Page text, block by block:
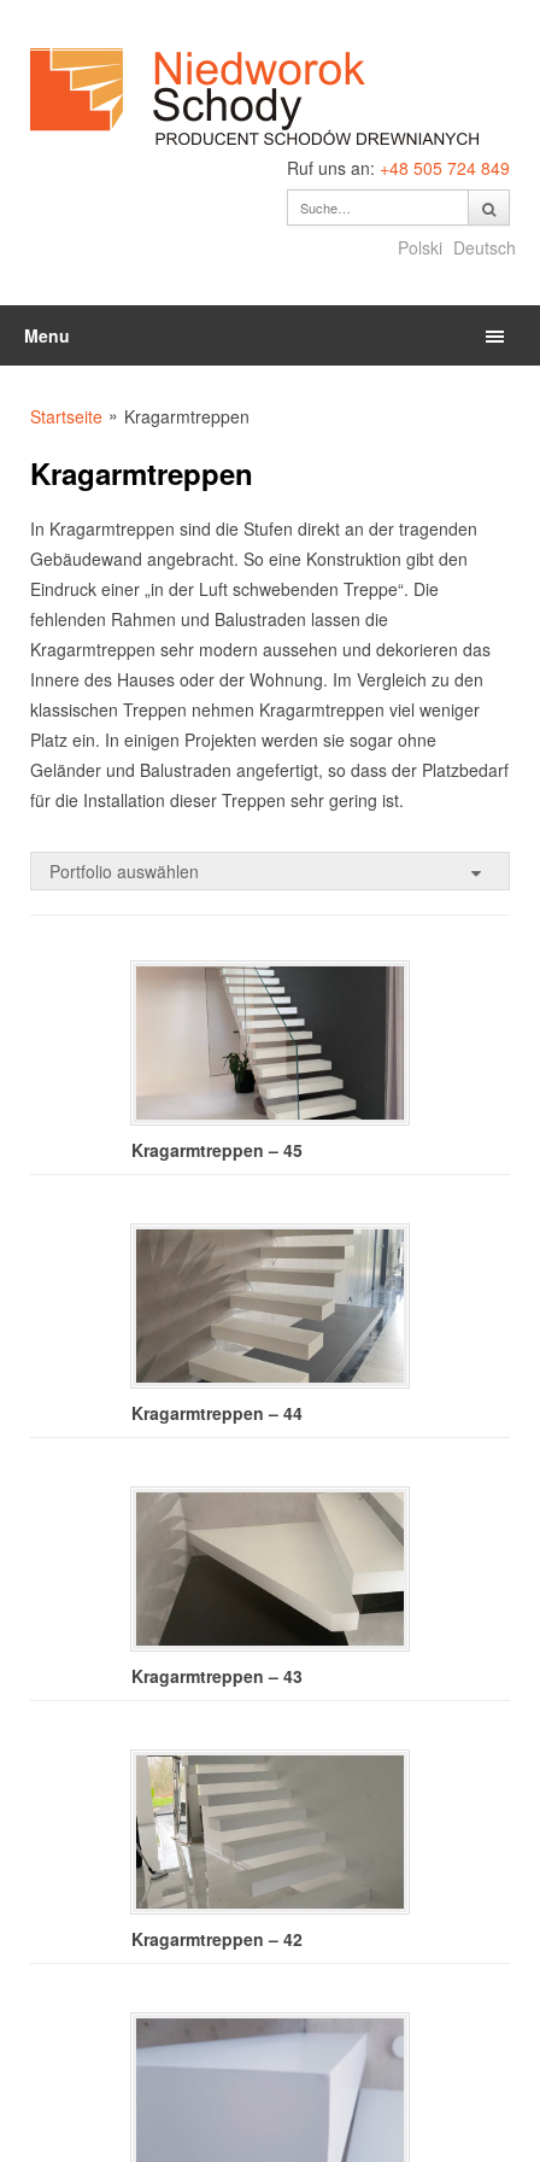
Ruf uns an: +48 505 724 849
Polski Deutsch
Menu
Startseite » Kragarmtreppen
Kragarmtreppen
In Kragarmtreppen sind die Stufen direkt an der tragenden
Gebäudewand angebracht. So eine Konstruktion gibt den
Eindruck einer „in der Luft schwebenden Treppe“. Die
fehlenden Rahmen und Balustraden lassen die
Kragarmtreppen sehr modern aussehen und dekorieren das
Innere des Hauses oder der Wohnung. Im Vergleich zu den
klassischen Treppen nehmen Kragarmtreppen viel weniger
Platz ein. In einigen Projekten werden sie sogar ohne
Geländer und Balustraden angefertigt, so dass der Platzbedarf
für die Installation dieser Treppen sehr gering ist.
Portfolio auswählen
Kragarmtreppen – 45
Kragarmtreppen – 44
Kragarmtreppen – 43
Kragarmtreppen – 42